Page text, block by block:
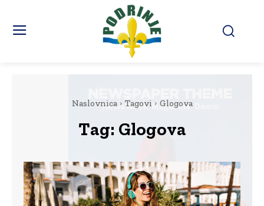
Naslovnica Tagovi Glogova
Tag: Glogova